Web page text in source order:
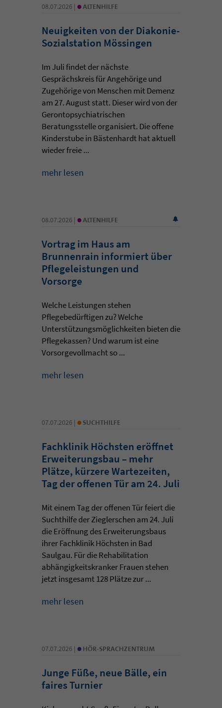
08.07.2026 | • ALTENHILFE
Neuigkeiten von der Diakonie-
Sozialstation Mössingen
Im Juli findet der nächste
Gesprächskreis für Angehörige und
Zugehörige von Menschen mit Demenz
am 27. August statt. Dieser wird von der
Gerontopsychiatrischen
Beratungsstelle organisiert. Die offene
Kinderstube in Bästenhardt hat aktuell
wieder freie ...
mehr lesen
08.07.2026 | • ALTENHILFE
Vortrag im Haus am
Brunnenrain informiert über
Pflegeleistungen und
Vorsorge
Welche Leistungen stehen
Pflegebedürftigen zu? Welche
Unterstützungsmöglichkeiten bieten die
Pflegekassen? Und warum ist eine
Vorsorgevollmacht so ...
mehr lesen
07.07.2026 | • SUCHTHILFE
Fachklinik Höchsten eröffnet
Erweiterungsbau – mehr
Plätze, kürzere Wartezeiten,
Tag der offenen Tür am 24. Juli
Mit einem Tag der offenen Tür feiert die
Suchthilfe der Zieglerschen am 24. Juli
die Eröffnung des Erweiterungsbaus
ihrer Fachklinik Höchsten in Bad
Saulgau. Für die Rehabilitation
abhängigkeitskranker Frauen stehen
jetzt insgesamt 128 Plätze zur ...
mehr lesen
07.07.2026 | • HÖR-SPRACHZENTRUM
Junge Füße, neue Bälle, ein
faires Turnier